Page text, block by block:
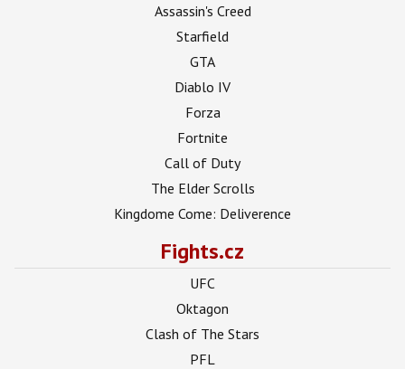
Assassin's Creed
Starfield
GTA
Diablo IV
Forza
Fortnite
Call of Duty
The Elder Scrolls
Kingdome Come: Deliverence
Fights.cz
UFC
Oktagon
Clash of The Stars
PFL